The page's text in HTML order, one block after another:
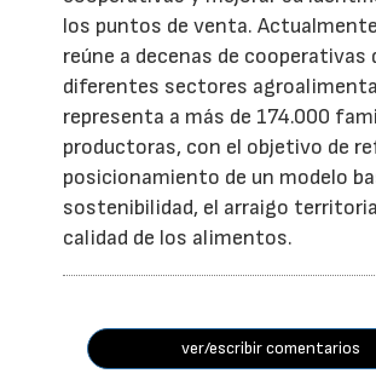
los puntos de venta.
reúne a decenas de cooperativas
diferentes sectores
representa a más de 174.000
productoras, con el objetivo de
posicionamiento de un modelo
sostenibilidad, el arraigo
calidad de los alimentos.
ver/escribir comentarios